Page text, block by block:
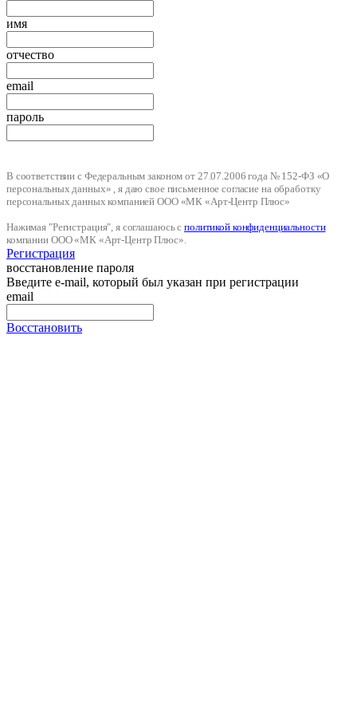
имя
отчество
email
пароль
В соответствии с Федеральным законом от 27.07.2006 года № 152-ФЗ «О
персональных данных» , я даю свое письменное согласие на обработку
персональных данных компанией ООО «МК «Арт-Центр Плюс»
Нажимая "Регистрация", я соглашаюсь сполитикой конфиденциальности
компании ООО «МК «Арт-Центр Плюс».
Регистрация
восстановление пароля
Введите e-mail, который был указан при регистрации
email
Восстановить